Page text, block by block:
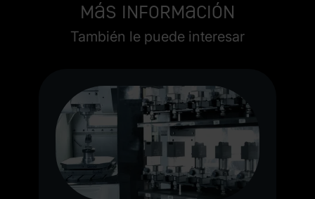
Más información
También le puede interesar